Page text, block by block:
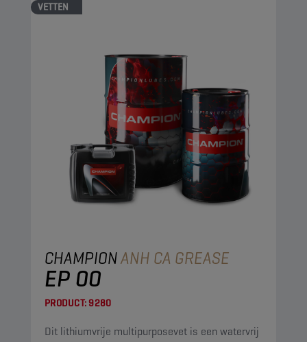
VETTEN
CHAMPIONANH CA GREASE
EP 00
PRODUCT:9280
Dit lithiumvrije multipurposevet is een watervrij